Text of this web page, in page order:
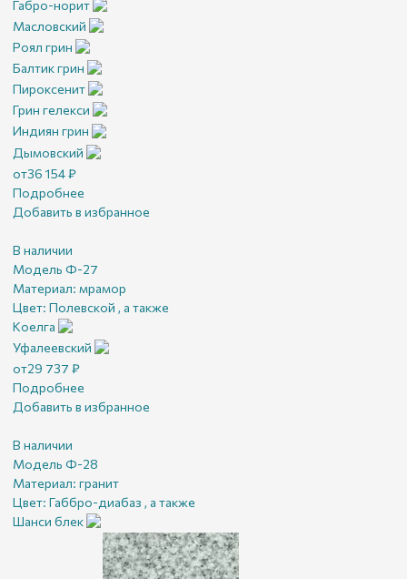
Габро-норит
Масловский
Роял грин
Балтик грин
Пироксенит
Грин гелекси
Индиян грин
Дымовский
от36 154₽
Подробнее
Добавить в избранное
В наличии
Модель Ф-27
Материал: мрамор
Цвет: Полевской , а также
Коелга
Уфалеевский
от29 737 ₽
Подробнее
Добавить в избранное
В наличии
Модель Ф-28
Материал: гранит
Цвет: Габбро-диабаз , а также
Шанси блек